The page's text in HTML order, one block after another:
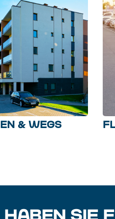
& WEGS
HABEN SIE